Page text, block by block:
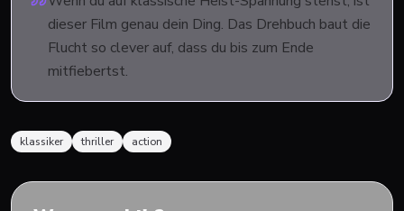
dieser Film genau dein Ding. Das Drehbuch baut die
Flucht so clever auf, dass du bis zum Ende
mitfiebertst.
klassiker thriller action